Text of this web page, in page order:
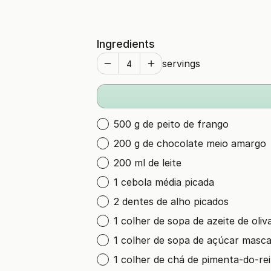
Ingredients
servings
500 g de peito de frango
200 g de chocolate meio amargo
200 ml de leite
1 cebola média picada
2 dentes de alho picados
1 colher de sopa de azeite de
1 colher de sopa de açúcar
1 colher de chá de pimenta-do-